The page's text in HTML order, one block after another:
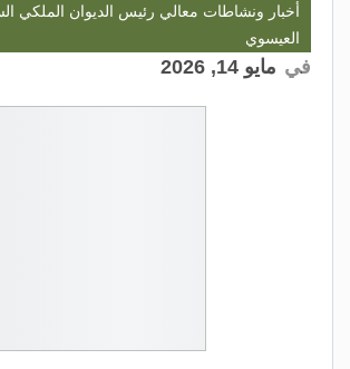
أخبار ونشاطات معالي رئيس الديوان الملكي
العيسوي
في مايو 14, 2026